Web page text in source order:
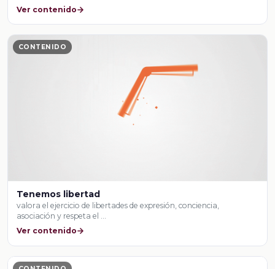
Ver contenido
CONTENIDO
Tenemos libertad
valora el ejercicio de libertades de expresión, conciencia,
asociación y respeta el …
Ver contenido